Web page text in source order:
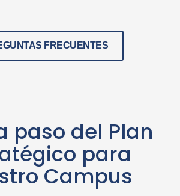
FRECUENTES
paso del Plan
para
Campus